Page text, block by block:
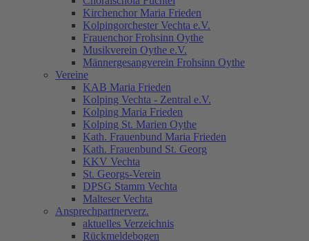
Kirchenchor Maria Frieden
Kolpingorchester Vechta e.V.
Frauenchor Frohsinn Oythe
Musikverein Oythe e.V.
Männergesangverein Frohsinn Oythe
Vereine
KAB Maria Frieden
Kolping Vechta - Zentral e.V.
Kolping Maria Frieden
Kolping St. Marien Oythe
Kath. Frauenbund Maria Frieden
Kath. Frauenbund St. Georg
KKV Vechta
St. Georgs-Verein
DPSG Stamm Vechta
Malteser Vechta
Ansprechpartnerverz.
aktuelles Verzeichnis
Rückmeldebogen